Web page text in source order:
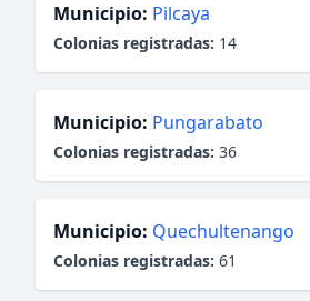
Municipio: Pilcaya
Colonias registradas: 14
Municipio: Pungarabato
Colonias registradas: 36
Municipio: Quechultenango
Colonias registradas: 61